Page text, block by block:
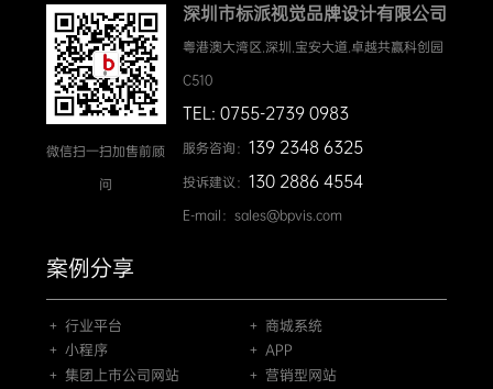
微信扫一扫加售前顾
问
深圳市标派视觉品牌设计有限公司
粤港澳大湾区.深圳.宝安大道.卓越共赢科创园
C510
TEL: 0755-2739 0983
服务咨询： 139 2348 6325
投诉建议： 130 2886 4554
E-mail：sales@bpvis.com
案例分享
＋ 行业平台
＋ 商城系统
＋ 小程序
＋ APP
＋ 集团上市公司网站
＋ 营销型网站